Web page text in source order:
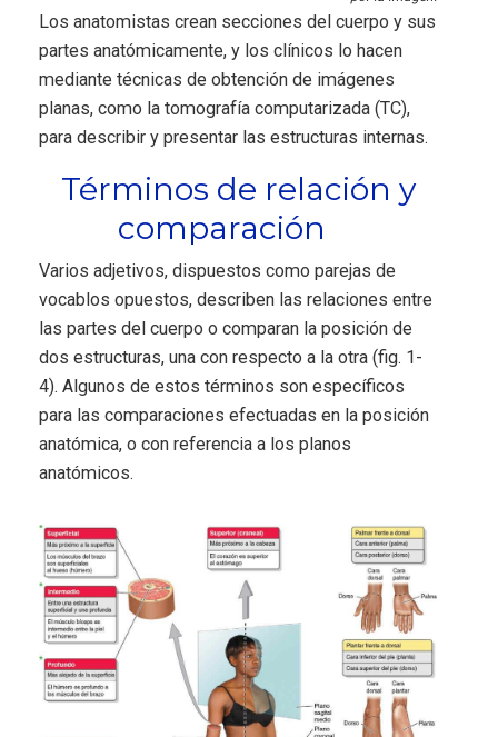
Los anatomistas crean secciones del cuerpo y sus
partes anatómicamente, y los clínicos lo hacen
mediante técnicas de obtención de imágenes
planas, como la tomografía computarizada (TC),
para describir y presentar las estructuras internas.
Términos de relación y
comparación
Varios adjetivos, dispuestos como parejas de
vocablos opuestos, describen las relaciones entre
las partes del cuerpo o comparan la posición de
dos estructuras, una con respecto a la otra (fig. 1-
4). Algunos de estos términos son específicos
para las comparaciones efectuadas en la posición
anatómica, o con referencia a los planos
anatómicos.